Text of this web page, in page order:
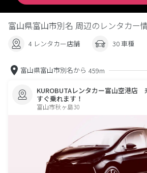
富山県富山市別名 周辺のレンタカー
4 レンタカー店舗 30 車種
富山県富山市別名から 459m
KUROBUTAレンタカー富山空港店
すぐ乗れます！
富山市秋ヶ島30